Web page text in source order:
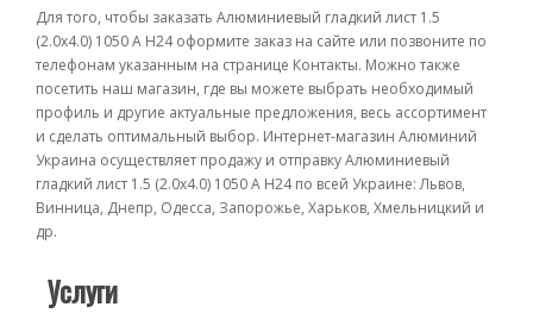
Для того, чтобы заказать Алюминиевый гладкий лист 1.5
(2.0х4.0) 1050 А Н24 оформите заказ на сайте или позвоните по
телефонам указанным на странице Контакты. Можно также
посетить наш магазин, где вы можете выбрать необходимый
профиль и другие актуальные предложения, весь ассортимент
и сделать оптимальный выбор. Интернет-магазин Алюминий
Украина осуществляет продажу и отправку Алюминиевый
гладкий лист 1.5 (2.0х4.0) 1050 А Н24 по всей Украине: Львов,
Винница, Днепр, Одесса, Запорожье, Харьков, Хмельницкий и
др.
Услуги